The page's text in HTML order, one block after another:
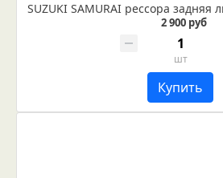
2 900 руб
шт
Купить